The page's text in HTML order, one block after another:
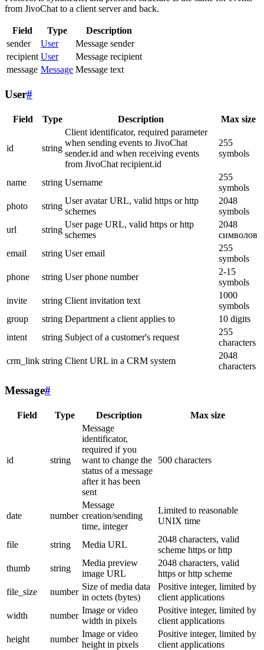
from JivoChat to a client server and back.
Field Type
Description
sender
User
Message sender
recipient User
Message recipient
message Message Message text
User#
Field Type Description Max size
id string
Client identificator, required parameter
when sending events to JivoChat
sender.id and when receiving events
from JivoChat recipient.id
255
symbols
name string Username
255
symbols
photo
string
User avatar URL, valid https or http
schemes
2048
symbols
url
string
User page URL, valid https or http
schemes
2048
символов
email
string User email
255
symbols
phone
string User phone number
2-15
symbols
invite
string Client invitation text
1000
symbols
group
string Department a client applies to
10 digits
intent
string Subject of a customer's request
255
characters
crm_link string Client URL in a CRM system
2048
characters
Message#
Field Type Description Max size
id string
Message
identificator,
required if you
want to change the
status of a message
after it has been
sent
500 characters
date number
Message
creation/sending
time, integer
Limited to reasonable
UNIX time
file string Media URL
2048 characters, valid
scheme https or http
thumb
string
Media preview
image URL
2048 characters, valid
https or http scheme
file_size
number
Size of media data
in octets (bytes)
Positive integer, limited by
client applications
width
number
Image or video
width in pixels
Positive integer, limited by
client applications
height
number
Image or video
height in pixels
Positive integer, limited by
client applications